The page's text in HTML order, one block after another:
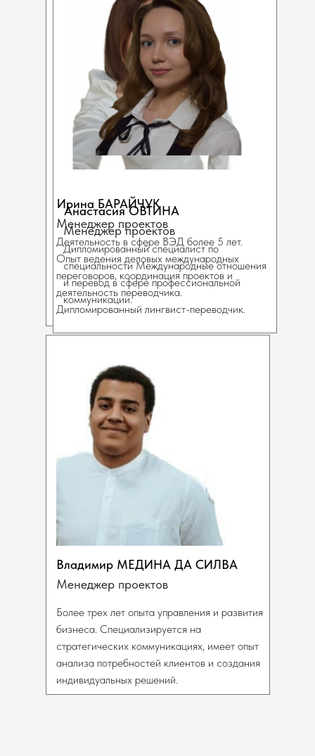
Ирина БАРАЙЧУК
Анастасия ОВТИНА
Менеджер проектов
Менеджер проектов
Деятельность в сфере ВЭД более 5 лет.
Опыт ведения деловых международных
переговоров, координация проектов и
деятельность переводчика.
Дипломированный лингвист-переводчик.
Дипломированный специалист по
специальности Международные отношения
и перевод в сфере профессиональной
коммуникации.
Владимир МЕДИНА ДА СИЛВА
Менеджер проектов
Более трех лет опыта управления и развития
бизнеса. Специализируется на
стратегических коммуникациях, имеет опыт
анализа потребностей клиентов и создания
индивидуальных решений.